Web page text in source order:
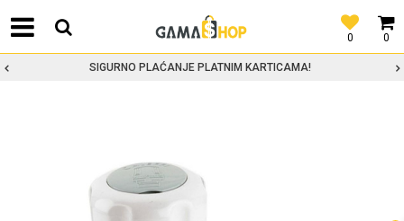
0
0
SIGURNO PLAĆANJE PLATNIM KARTICAMA!